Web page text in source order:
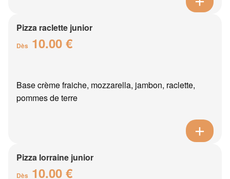
Pizza raclette junior
Dès 10.00 €
Base crème fraiche, mozzarella, jambon, raclette,
pommes de terre
Pizza lorraine junior
Dès 10.00 €